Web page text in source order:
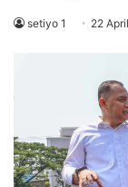
setiyo 1 22